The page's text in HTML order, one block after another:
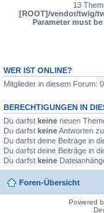
13
[ROOT]/vendor/twig/
Parameter must
WER IST ONLINE?
Mitglieder in diesem Forum:
BERECHTIGUNGEN IN
Du darfst keine neuen
Du darfst keineAntworten
Du darfst deine Beiträge in
Du darfst deine Beiträge in
Du darfst keine
Foren-Übersicht
Powered